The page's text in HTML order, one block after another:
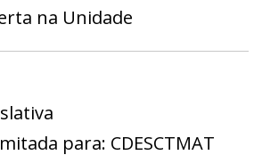
na Unidade
para: CDESCTMAT